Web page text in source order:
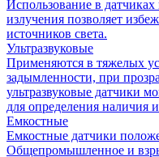
Использование в
излучения позволяет
источников света.
Ультразвуковые
Применяются в тяжелых
задымленности, при
ультразвуковые датчики
для определения наличия
Емкостные
Емкостные датчики
Общепромышленное и